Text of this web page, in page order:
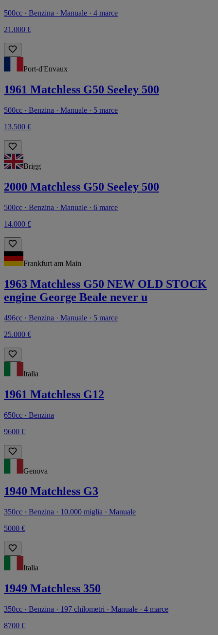
500cc · Benzina · Manuale · 4 marce
21.000 €
Port-d'Envaux
1961 Matchless G50 Seeley 500
500cc · Benzina · Manuale · 5 marce
13.500 €
Brigg
2000 Matchless G50 Seeley 500
500cc · Benzina · Manuale · 6 marce
14.000 £
Frankfurt am Main
1963 Matchless G50 NEW OLD STOCK
engine George Beale never u
496cc · Benzina · Manuale · 5 marce
25.000 €
Italia
1961 Matchless G12
650cc · Benzina
9600 €
Genova
1940 Matchless G3
350cc · Benzina · 10.000 miglia · Manuale
5000 €
Italia
1949 Matchless 350
350cc · Benzina · 197 chilometri · Manuale · 4 marce
8700 €